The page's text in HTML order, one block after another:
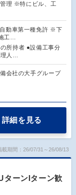
理 ※特にビル、工
動車第一種免許 ※下
工…
所持者 ●設備工事分
理人…
会社の大手グループ
詳細を見る
載期間：26/07/31～26/08/13
ーンIターン歓